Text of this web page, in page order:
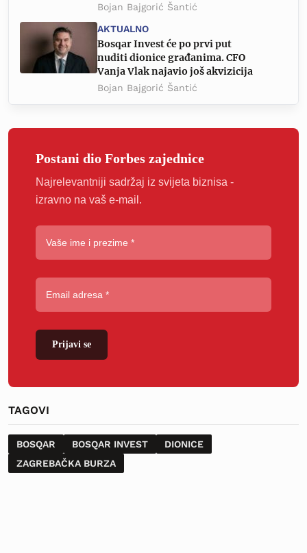
Bojan Bajgorić Šantić
AKTUALNO
Bosqar Invest će po prvi put
nuditi dionice građanima. CFO
Vanja Vlak najavio još akvizicija
Bojan Bajgorić Šantić
Postani dio Forbes zajednice
Najrelevantniji sadržaj iz svijeta biznisa -
izravno na vaš e-mail.
Prijavi se
TAGOVI
BOSQAR BOSQAR INVEST
DIONICE
ZAGREBAČKA BURZA